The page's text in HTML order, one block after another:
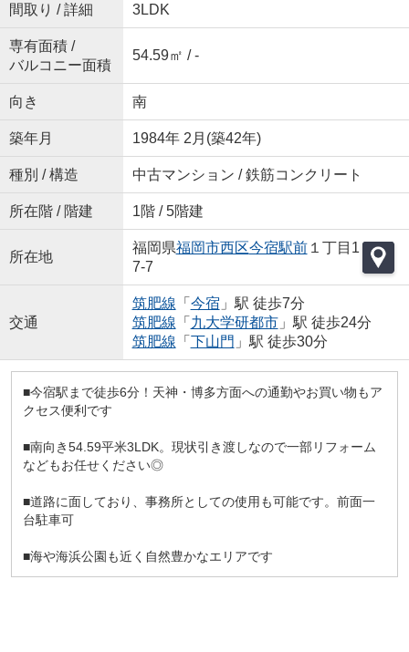
間取り / 詳細 3LDK
専有面積 /
バルコニー面積
54.59㎡ / -
向き 南
築年月 1984年 2月(築42年)
種別 / 構造 中古マンション / 鉄筋コンクリート
所在階 / 階建 1階 / 5階建
所在地
福岡県福岡市西区今宿駅前１丁目1
7-7
交通
筑肥線 「 今宿 」駅 徒歩7分
筑肥線 「 九大学研都市」駅 徒歩24分
筑肥線 「 下山門 」駅 徒歩30分
■今宿駅まで徒歩6分！天神・博多方面への通勤やお買い物もア
クセス便利です
■南向き54.59平米3LDK。現状引き渡しなので一部リフォーム
などもお任せください◎
■道路に面しており、事務所としての使用も可能です。前面一
台駐車可
■海や海浜公園も近く自然豊かなエリアです